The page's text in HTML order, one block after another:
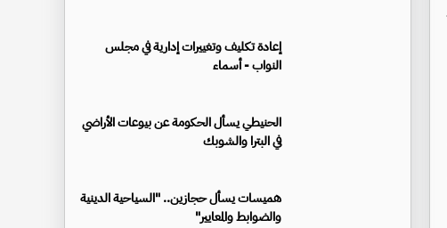
إعادة تكليف وتغييرات إدارية في مجلس
النواب - أسماء
الحنيطي يسأل الحكومة عن بيوعات الأراضي
في البترا والشوبك
هميسات يسأل حجازين.. "السياحية الدينية
والضوابط والمعايير"